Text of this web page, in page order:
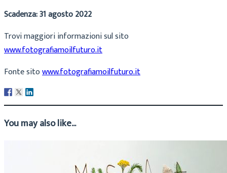
Scadenza: 31 agosto 2022
Trovi maggiori informazioni sul sito
www.fotografiamoilfuturo.it
Fonte sitowww.fotografiamoilfuturo.it
You may also like...